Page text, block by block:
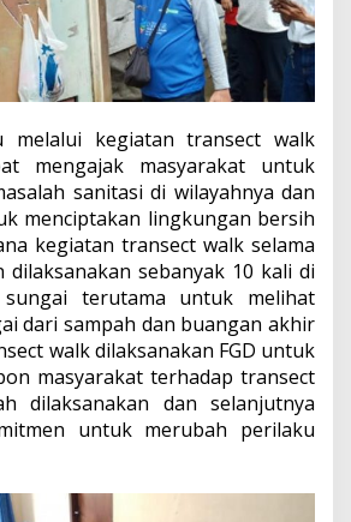
melalui kegiatan transect walk
mengajak masyarakat untuk
sanitasi di wilayahnya dan
menciptakan lingkungan bersih
kegiatan transect walk selama
dilaksanakan sebanyak 10 kali di
terutama untuk melihat
dari sampah dan buangan akhir
walk dilaksanakan FGD untuk
masyarakat terhadap transect
dilaksanakan dan selanjutnya
untuk merubah perilaku